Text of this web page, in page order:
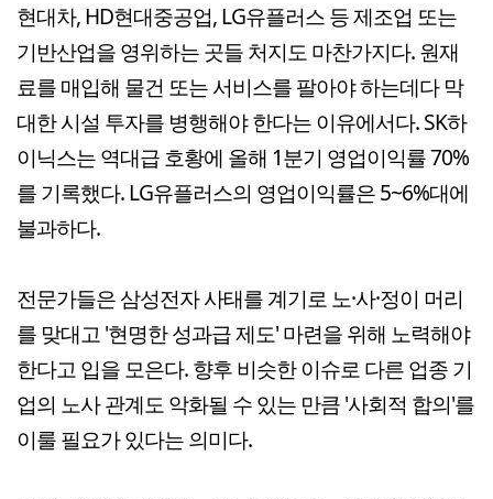
현대차, HD현대중공업, LG유플러스 등 제조업 또는
기반산업을 영위하는 곳들 처지도 마찬가지다. 원재
료를 매입해 물건 또는 서비스를 팔아야 하는데다 막
대한 시설 투자를 병행해야 한다는 이유에서다. SK하
이닉스는 역대급 호황에 올해 1분기 영업이익률 70%
를 기록했다. LG유플러스의 영업이익률은 5~6%대에
불과하다.
전문가들은 삼성전자 사태를 계기로 노·사·정이 머리
를 맞대고 '현명한 성과급 제도' 마련을 위해 노력해야
한다고 입을 모은다. 향후 비슷한 이슈로 다른 업종 기
업의 노사 관계도 악화될 수 있는 만큼 '사회적 합의'를
이룰 필요가 있다는 의미다.